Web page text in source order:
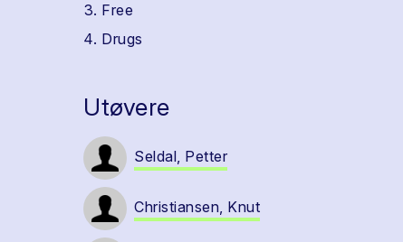
Free
Drugs
Utøvere
Seldal, Petter
Christiansen, Knut